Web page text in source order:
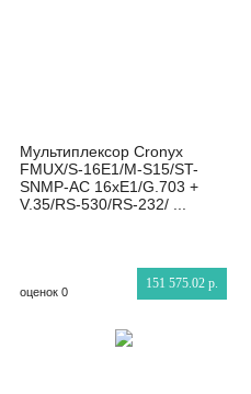
Мультиплексор Cronyx
FMUX/S-16E1/M-S15/ST-
SNMP-AC 16xE1/G.703 +
V.35/RS-530/RS-232/ ...
151 575.02 р.
оценок 0